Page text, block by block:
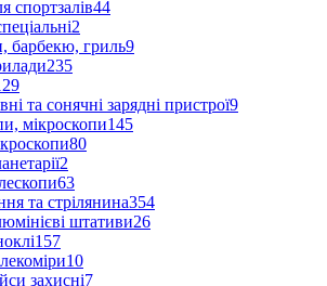
спортзалів44
2
барбекю, гриль9
235
та сонячні зарядні пристрої9
мікроскопи145
80
2
63
та стрілянина354
штативи26
157
10
захисні7